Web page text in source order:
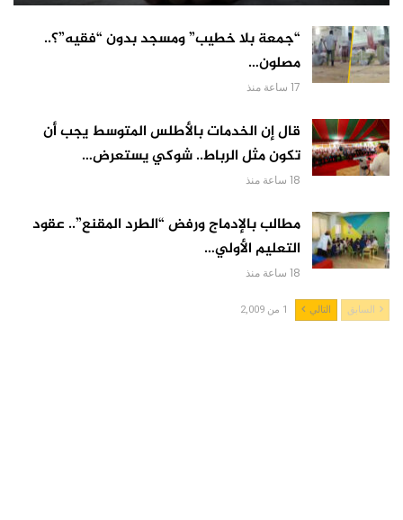
“جمعة بلا خطيب” ومسجد بدون “فقيه”؟..
مصلون…
17 ساعة منذ
قال إن الخدمات بالأطلس المتوسط يجب أن
تكون مثل الرباط.. شوكي يستعرض…
18 ساعة منذ
مطالب بالإدماج ورفض “الطرد المقنع”.. عقود
التعليم الأولي…
18 ساعة منذ
السابق التالي 1 من 2,009